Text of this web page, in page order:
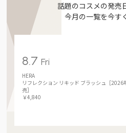
話題のコスメの発売
今月の一覧を今す
8.7Fri
HERA
リフレクション リキッド ブラッシュ［2026
売］
￥4,840